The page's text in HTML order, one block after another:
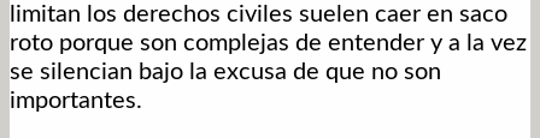
limitan los derechos civiles suelen caer en saco
roto porque son complejas de entender y a la vez
se silencian bajo la excusa de que no son
importantes.